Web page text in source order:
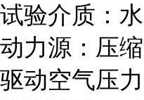
试验介质：水
动力源：压
驱动空气压